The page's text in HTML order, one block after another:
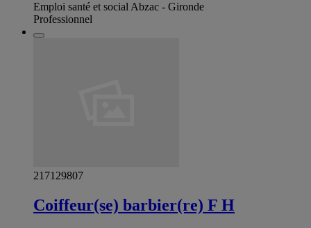
Emploi santé et social Abzac - Gironde
Professionnel
217129807
Coiffeur(se) barbier(re) F H